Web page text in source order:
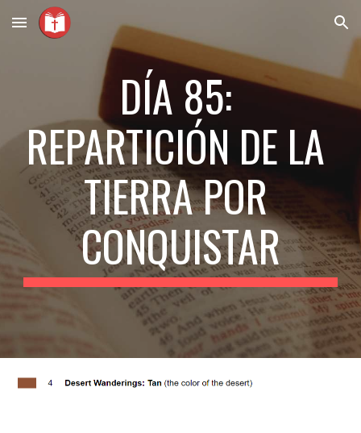
Skip to main content Skip to navigation
DÍA 85:
REPARTICIÓN DE LA
TIERRA POR
CONQUISTAR